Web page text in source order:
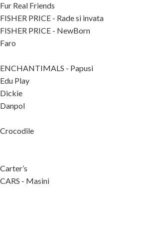
Fur Real Friends
FISHER PRICE - Rade si invata
FISHER PRICE - NewBorn
Faro
ENCHANTIMALS - Papusi
Edu Play
Dickie
Danpol
Crocodile
Carter’s
CARS - Masini